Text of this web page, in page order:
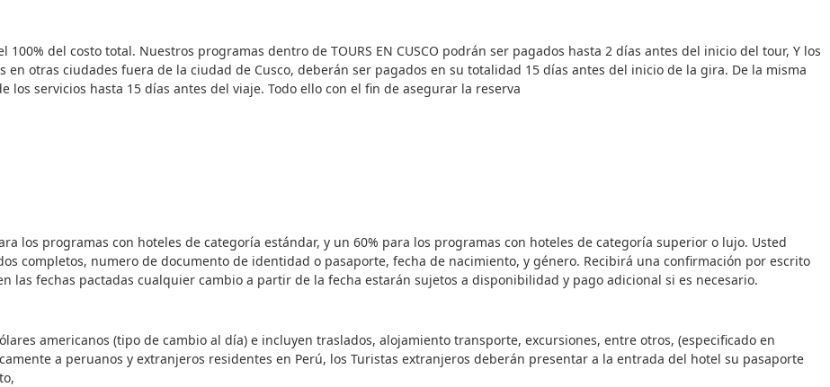
del costo total. Nuestros programas dentro de TOURS EN CUSCO podrán ser pagados hasta 2 días antes del inicio del tour, Y los
en otras ciudades fuera de la ciudad de Cusco, deberán ser pagados en su totalidad 15 días antes del inicio de la gira. De la misma
servicios hasta 15 días antes del viaje. Todo ello con el fin de asegurar la reserva
los programas con hoteles de categoría estándar, y un 60% para los programas con hoteles de categoría superior o lujo. Usted
completos, numero de documento de identidad o pasaporte, fecha de nacimiento, y género. Recibirá una confirmación por escrito
las fechas pactadas cualquier cambio a partir de la fecha estarán sujetos a disponibilidad y pago adicional si es necesario.
americanos (tipo de cambio al día) e incluyen traslados, alojamiento transporte, excursiones, entre otros, (especificado en
a peruanos y extranjeros residentes en Perú, los Turistas extranjeros deberán presentar a la entrada del hotel su pasaporte